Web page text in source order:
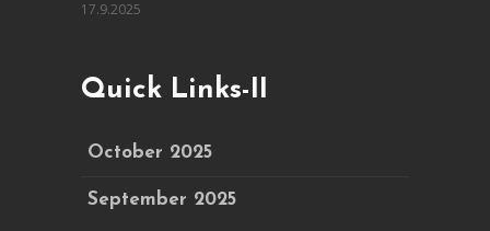
17.9.2025
Quick Links-II
October 2025
September 2025